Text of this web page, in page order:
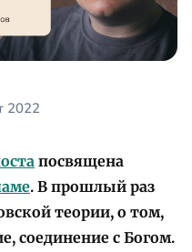
2022
посвящена
. В прошлый раз
теории, о том,
соединение с Богом.